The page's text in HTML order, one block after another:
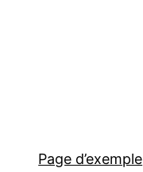
Page d’exemple